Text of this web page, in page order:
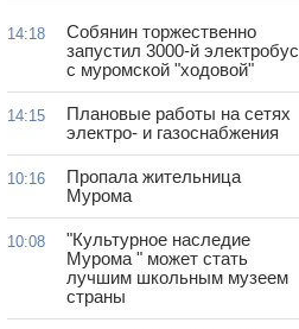
14:18
Собянин торжественно
запустил 3000-й электробус
с муромской "ходовой"
14:15
Плановые работы на сетях
электро- и газоснабжения
10:16
Пропала жительница
Мурома
10:08
"Культурное наследие
Мурома " может стать
лучшим школьным музеем
страны